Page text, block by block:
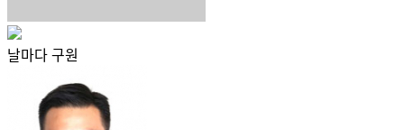
날마다 구원